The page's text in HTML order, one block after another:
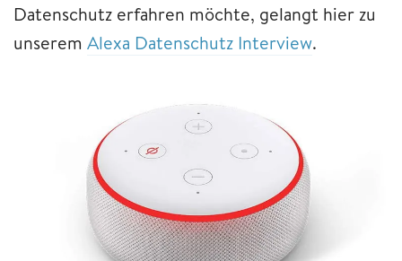
Datenschutz erfahren möchte, gelangt hier zu
unserem Alexa Datenschutz Interview.